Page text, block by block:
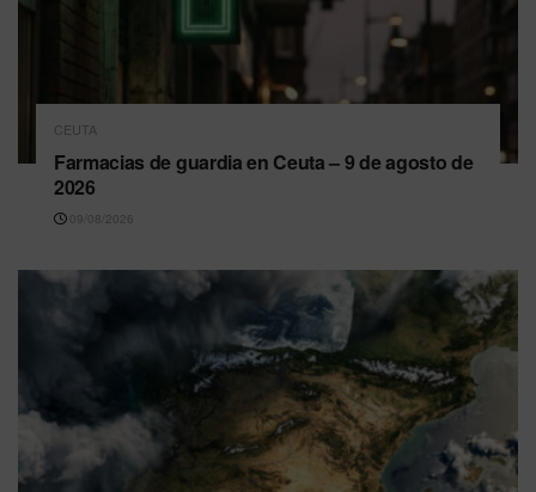
CEUTA
Farmacias de guardia en Ceuta – 9 de agosto de
2026
09/08/2026